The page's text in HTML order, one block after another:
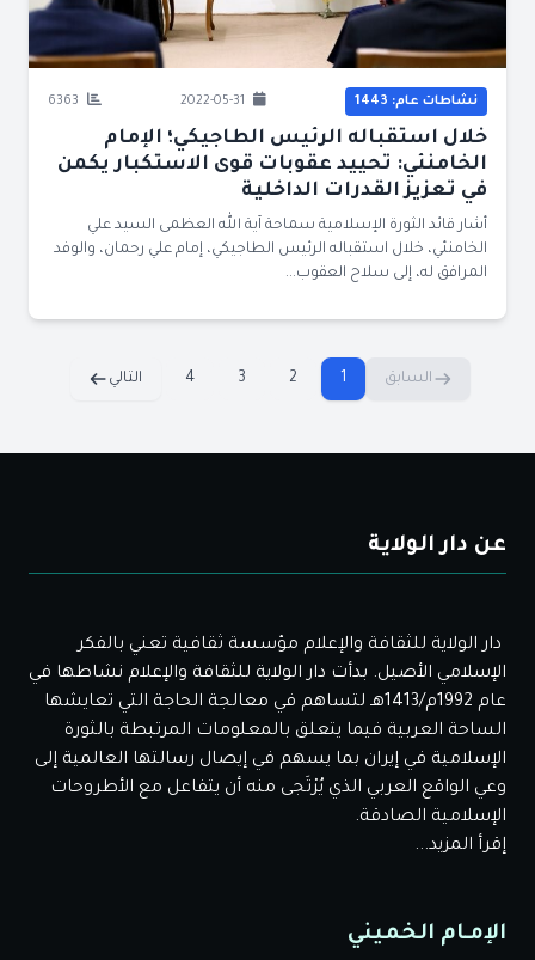
نشاطات عام: 1443
خلال استقباله الرئيس الطاجيكي؛ الإمام
الخامنئي: تحييد عقوبات قوى الاستكبار يكمن
في تعزيز القدرات الداخلية
أشار قائد الثورة الإسلامية سماحة آية الله العظمى السيد علي
الخامنئي، خلال استقباله الرئيس الطاجيكي، إمام علي رحمان، والوفد
المرافق له، إلى سلاح العقوب...
السابق 1
2
3
4 التالي
عن دار الولاية
دار الولاية للثقافة والإعلام مؤسسة ثقافية تعني بالفكر
الإسلامي الأصيل. بدأت دار الولاية للثقافة والإعلام نشاطها في
عام 1992م/1413هـ لتساهم في معالجة الحاجة التي تعايشها
الساحة العربية فيما يتعلق بالمعلومات المرتبطة بالثورة
الإسلامية في إيران بما يسهم في إيصال رسالتها العالمية إلى
وعي الواقع العربي الذي يُرْتَجى منه أن يتفاعل مع الأطروحات
الإسلامية الصادقة.
إقرأ المزيد...
الإمـام الخميني